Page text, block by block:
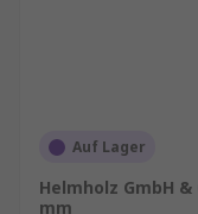
Auf Lager
Helmholz GmbH &
mm